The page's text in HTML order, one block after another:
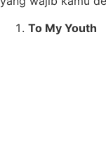
To My Youth